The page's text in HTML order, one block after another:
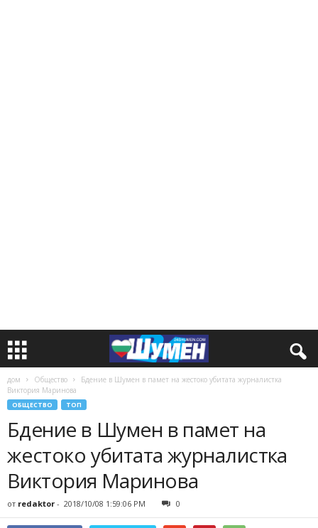
дом Общество
Бдение в Шумен в памет на жестоко убитата журналистка
Виктория Маринова
ОБЩЕСТВО ТОП
Бдение в Шумен в памет на
жестоко убитата журналистка
Виктория Маринова
от redaktor - 2018/10/08 1:59:06 PM 0